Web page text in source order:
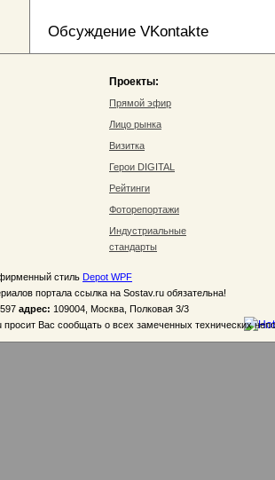
Обсуждение VKontakte
Проекты:
Прямой эфир
Лицо рынка
Визитка
Герои DIGITAL
Рейтинги
Фоторепортажи
Индустриальные
стандарты
стиль Depot WPF
портала ссылка на Sostav.ru обязательна!
адрес: 109004, Москва, Полковая 3/3
Вас сообщать о всех замеченных технических